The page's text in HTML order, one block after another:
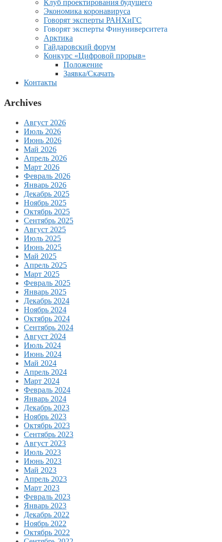
Клуб проектирования будущего
Экономика коронавируса
Говорят эксперты РАНХиГС
Говорят эксперты Финуниверситета
Арктика
Гайдаровский форум
Конкурс «Цифровой прорыв»
Положение
Заявка/Скачать
Контакты
Archives
Август 2026
Июль 2026
Июнь 2026
Май 2026
Апрель 2026
Март 2026
Февраль 2026
Январь 2026
Декабрь 2025
Ноябрь 2025
Октябрь 2025
Сентябрь 2025
Август 2025
Июль 2025
Июнь 2025
Май 2025
Апрель 2025
Март 2025
Февраль 2025
Январь 2025
Декабрь 2024
Ноябрь 2024
Октябрь 2024
Сентябрь 2024
Август 2024
Июль 2024
Июнь 2024
Май 2024
Апрель 2024
Март 2024
Февраль 2024
Январь 2024
Декабрь 2023
Ноябрь 2023
Октябрь 2023
Сентябрь 2023
Август 2023
Июль 2023
Июнь 2023
Май 2023
Апрель 2023
Март 2023
Февраль 2023
Январь 2023
Декабрь 2022
Ноябрь 2022
Октябрь 2022